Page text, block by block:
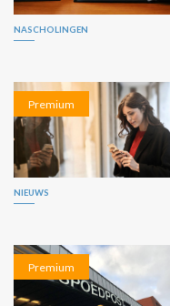
NASCHOLINGEN
Premium
NIEUWS
Premium